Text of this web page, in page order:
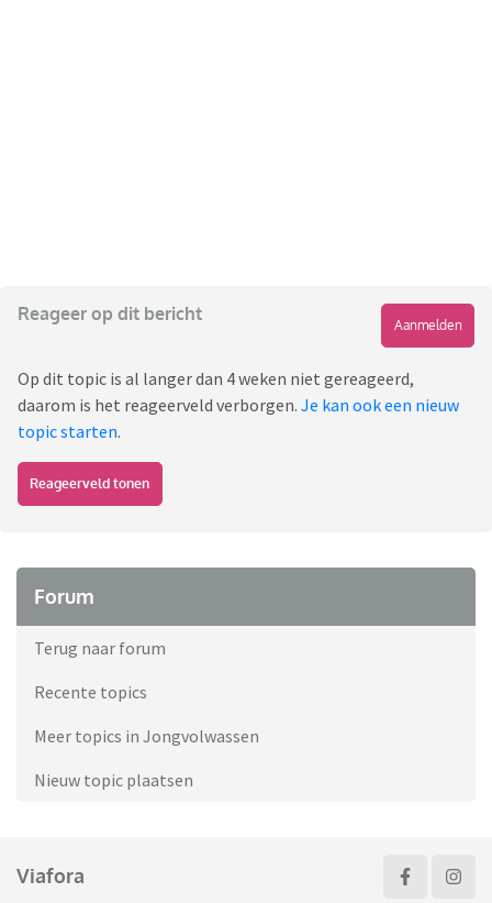
Reageer op dit bericht
Aanmelden
Op dit topic is al langer dan 4 weken niet gereageerd,
daarom is het reageerveld verborgen. Je kan ook een nieuw
topic starten.
Reageerveld tonen
Forum
Terug naar forum
Recente topics
Meer topics in Jongvolwassen
Nieuw topic plaatsen
Viafora